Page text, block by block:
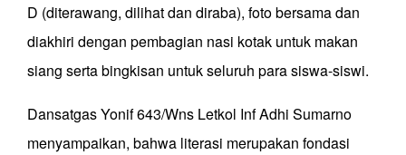
D (diterawang, dilihat dan diraba), foto bersama dan
diakhiri dengan pembagian nasi kotak untuk makan
siang serta bingkisan untuk seluruh para siswa-siswi.
Dansatgas Yonif 643/Wns Letkol Inf Adhi Sumarno
menyampaikan, bahwa literasi merupakan fondasi